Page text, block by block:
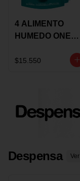
4 ALIMENTO
HUMEDO ONE
85 GRS
$15.550
Despensa